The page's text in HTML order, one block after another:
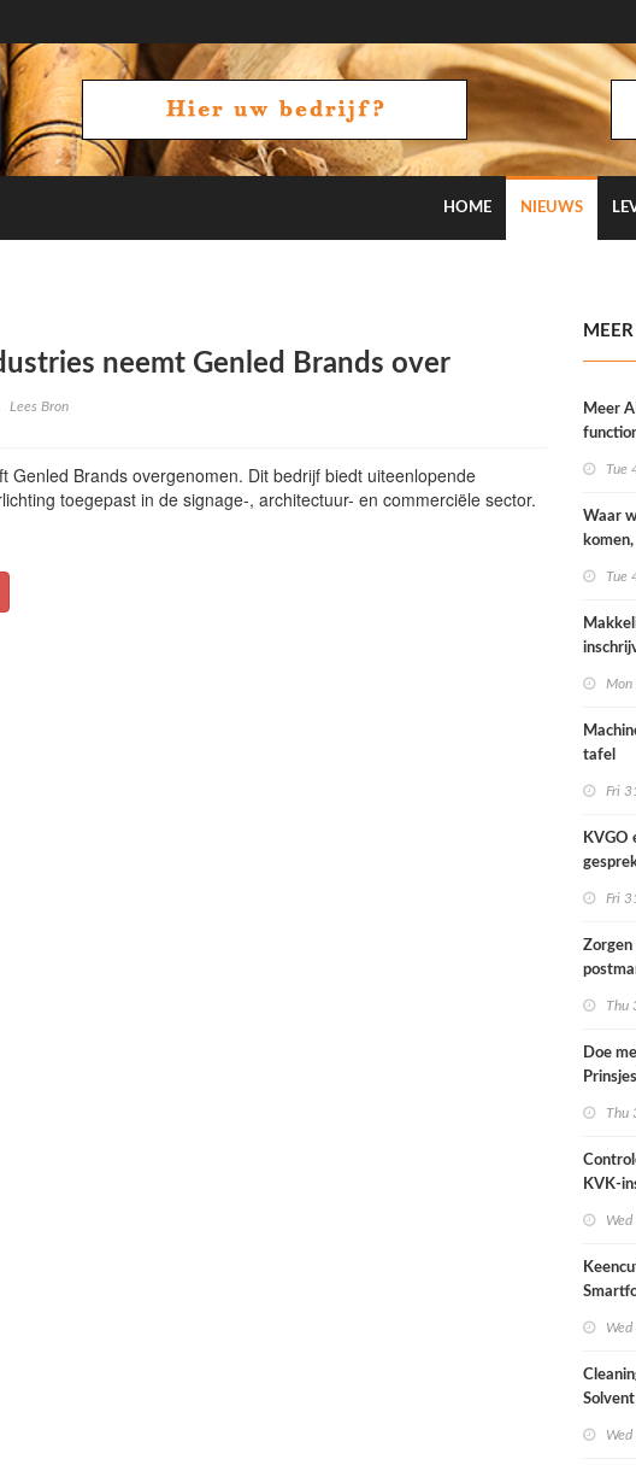
HOME NIEUWS
neemt Genled Brands over
Lees Bron
Genled Brands overgenomen. Dit bedrijf biedt uiteenlopende
toegepast in de signage-, architectuur- en commerciële sector.
Meer
Tue
Waar
Tue
Mon
tafel
Fri
KVGO
Fri
Zorgen
Thu
Doe
Thu
KVK-